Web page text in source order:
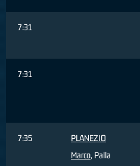
7:31
7:31
7:35
PLANEZIO
Marco, Palla